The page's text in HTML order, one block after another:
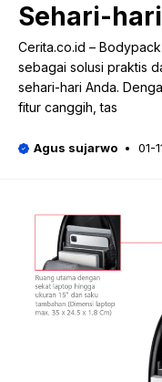
Sehari-hari
Cerita.co.id –
sebagai solusi praktis
sehari-hari Anda.
fitur canggih, tas
Agus sujarwo 01-